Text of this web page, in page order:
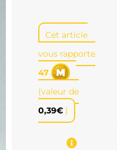
Cet article
vous rapporte
47
(valeur de
0,39€ )